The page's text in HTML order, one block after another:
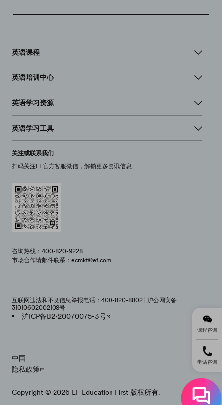
英语课程
英语培训中心
英语学习资源
英语学习工具
关注或联系我们
扫码关注EF官方客服微信，解锁更多资讯信息
咨询热线：400-820-9228
市场合作请邮件联系：ecmkt@ef.com
互联网违法和不良信息举报电话：400-820-8802 | 沪公网安备
31010602002108号
沪ICP备B2-20070075-3号
中国
隐私政策
Copyright © 2026 EF Education First 版权所有.
课程咨询
电话咨询